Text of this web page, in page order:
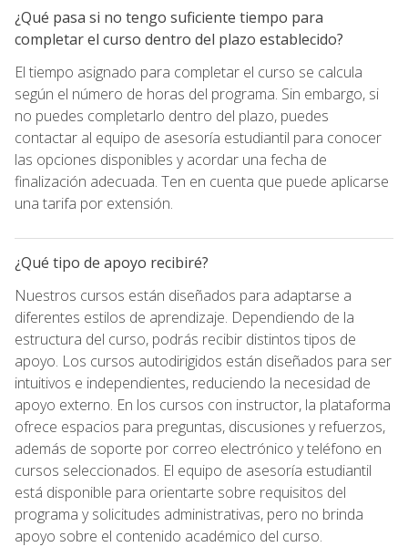
¿Qué pasa si no tengo suficiente tiempo para
completar el curso dentro del plazo establecido?
El tiempo asignado para completar el curso se calcula
según el número de horas del programa. Sin embargo, si
no puedes completarlo dentro del plazo, puedes
contactar al equipo de asesoría estudiantil para conocer
las opciones disponibles y acordar una fecha de
finalización adecuada. Ten en cuenta que puede aplicarse
una tarifa por extensión.
¿Qué tipo de apoyo recibiré?
Nuestros cursos están diseñados para adaptarse a
diferentes estilos de aprendizaje. Dependiendo de la
estructura del curso, podrás recibir distintos tipos de
apoyo. Los cursos autodirigidos están diseñados para ser
intuitivos e independientes, reduciendo la necesidad de
apoyo externo. En los cursos con instructor, la plataforma
ofrece espacios para preguntas, discusiones y refuerzos,
además de soporte por correo electrónico y teléfono en
cursos seleccionados. El equipo de asesoría estudiantil
está disponible para orientarte sobre requisitos del
programa y solicitudes administrativas, pero no brinda
apoyo sobre el contenido académico del curso.